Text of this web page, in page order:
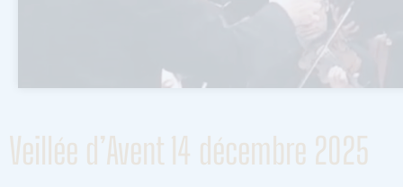
Veillée d’Avent 14 décembre 2025